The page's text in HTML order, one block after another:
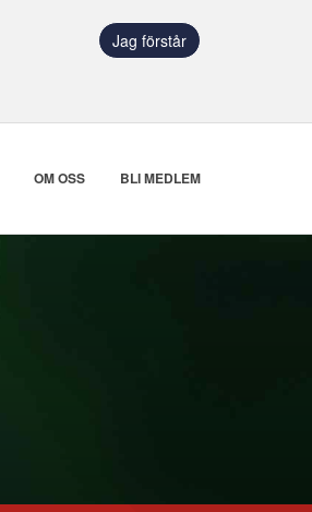
Jag förstår
OM OSS BLI MEDLEM